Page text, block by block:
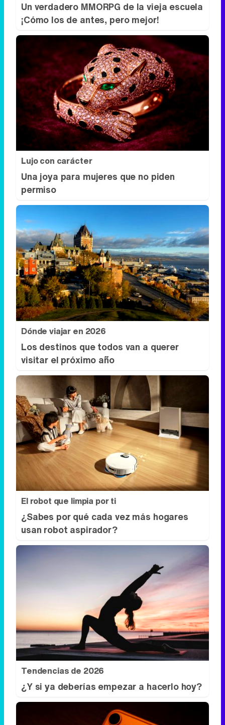
Un verdadero MMORPG de la vieja escuela
¡Cómo los de antes, pero mejor!
Lujo con carácter
Una joya para mujeres que no piden
permiso
Dónde viajar en 2026
Los destinos que todos van a querer
visitar el próximo año
El robot que limpia por ti
¿Sabes por qué cada vez más hogares
usan robot aspirador?
Tendencias de 2026
¿Y si ya deberías empezar a hacerlo hoy?